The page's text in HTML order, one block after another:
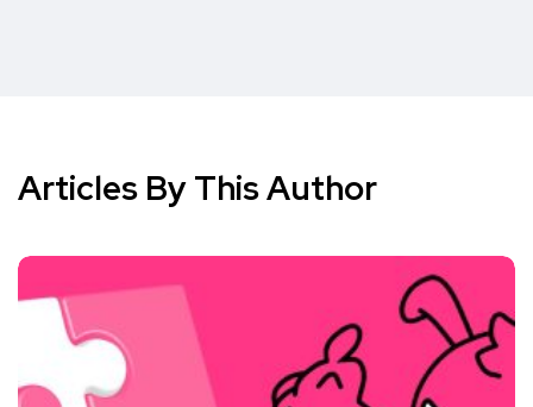
Articles By This Author